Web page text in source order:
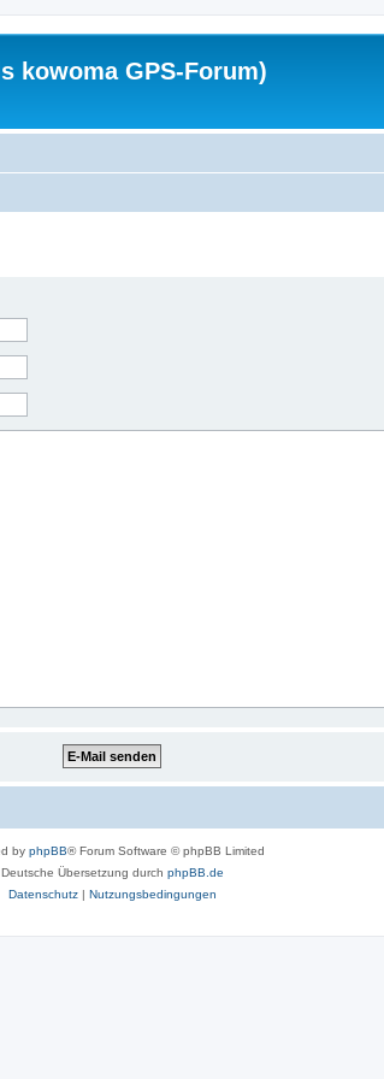
kowoma GPS-Forum)
by phpBB® Forum Software © phpBB Limited
Deutsche Übersetzung durch phpBB.de
Datenschutz| Nutzungsbedingungen